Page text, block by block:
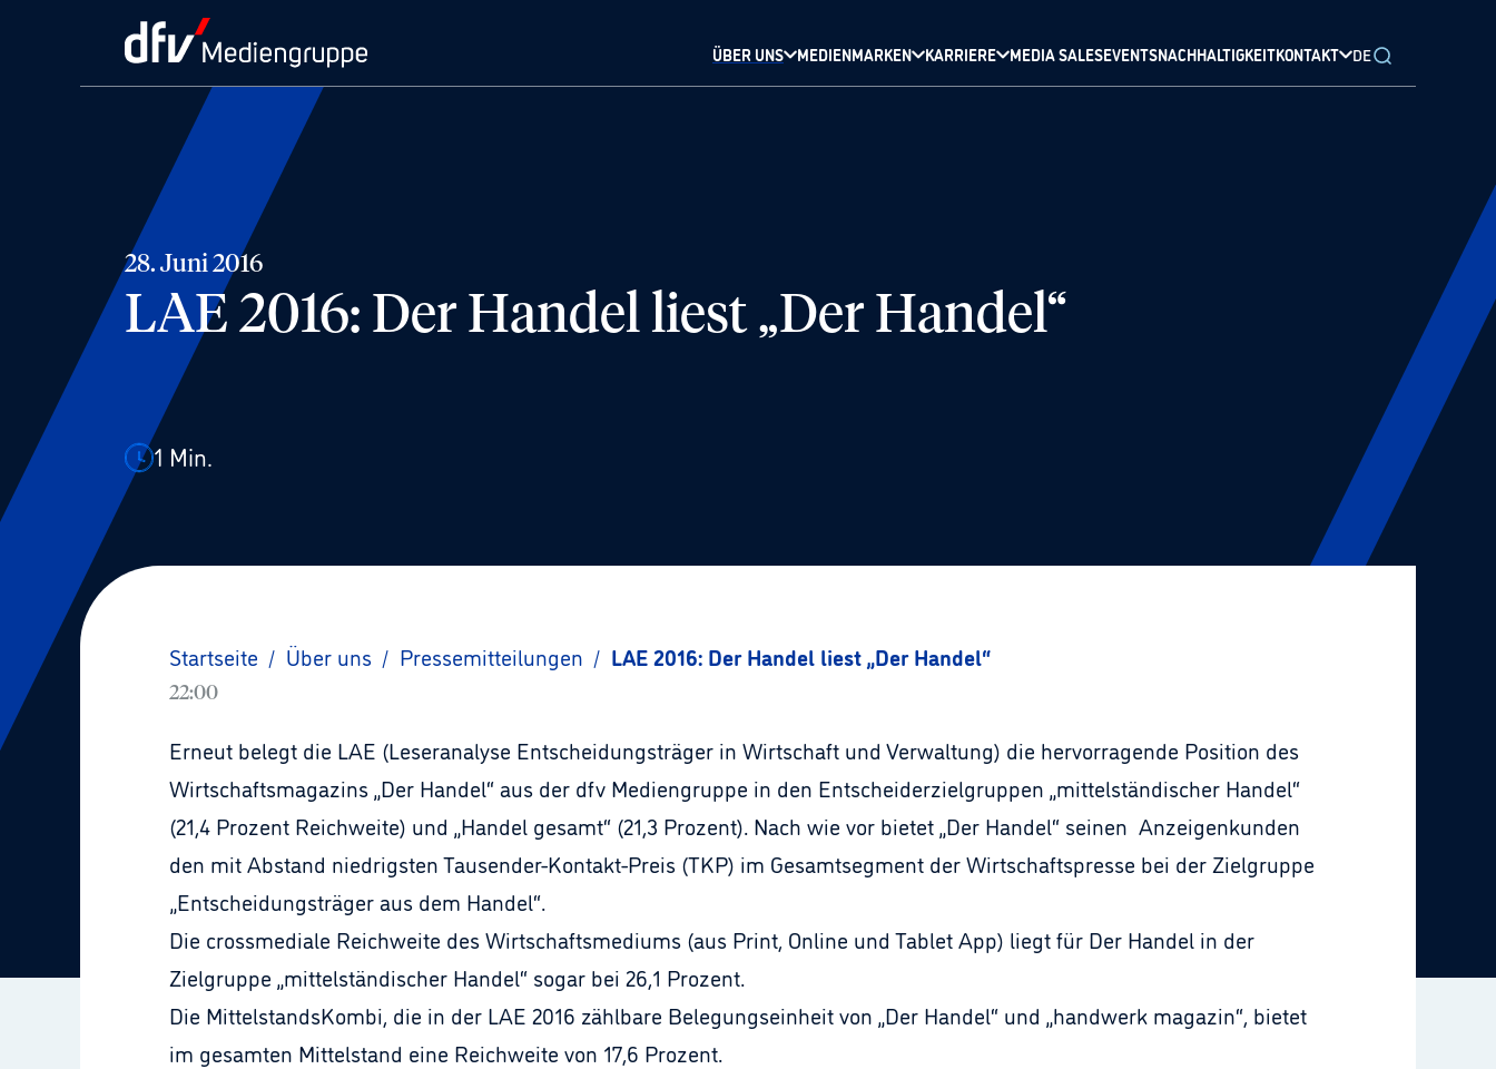
ÜBER UNS MEDIENMARKEN KARRIERE MEDIA SALESEVENTSNACHHALTIGKEITKONTAKT DE
28. Juni 2016
LAE 2016: Der Handel liest „Der Handel“
1 Min.
Startseite / Über uns / Pressemitteilungen / LAE 2016: Der Handel liest „Der Handel“
22:00
Erneut belegt die LAE (Leseranalyse Entscheidungsträger in Wirtschaft und Verwaltung) die hervorragende Position des
Wirtschaftsmagazins „Der Handel“ aus der dfv Mediengruppe in den Entscheiderzielgruppen „mittelständischer Handel“
(21,4 Prozent Reichweite) und „Handel gesamt“ (21,3 Prozent). Nach wie vor bietet „Der Handel“ seinen Anzeigenkunden
den mit Abstand niedrigsten Tausender-Kontakt-Preis (TKP) im Gesamtsegment der Wirtschaftspresse bei der Zielgruppe
„Entscheidungsträger aus dem Handel“.
Die crossmediale Reichweite des Wirtschaftsmediums (aus Print, Online und Tablet App) liegt für Der Handel in der
Zielgruppe „mittelständischer Handel“ sogar bei 26,1 Prozent.
Die MittelstandsKombi, die in der LAE 2016 zählbare Belegungseinheit von „Der Handel“ und „handwerk magazin“, bietet
im gesamten Mittelstand eine Reichweite von 17,6 Prozent.